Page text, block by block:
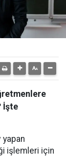
İşte
yapan
işlemleri için